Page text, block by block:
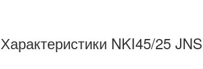
Характеристики NKI45/25 JNS